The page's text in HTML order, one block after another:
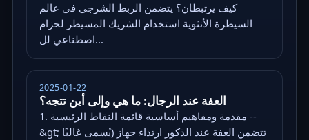
كيف يرتبطان؟ يتضمن الربط الشرجي في عالم
السيطرة الأنثوية استخدام الشريك المسيطر لحزام
اصطناعي لل...
2025-01-22
العفة عند الرجال: ما هي وإلى أين تتجه؟
1. مقدمة ومفاهيم أساسية قائمة النقاط الرئيسية --
&gt; تتضمن العفة عند الذكور ارتداء جهاز (يُسمى غالبًا